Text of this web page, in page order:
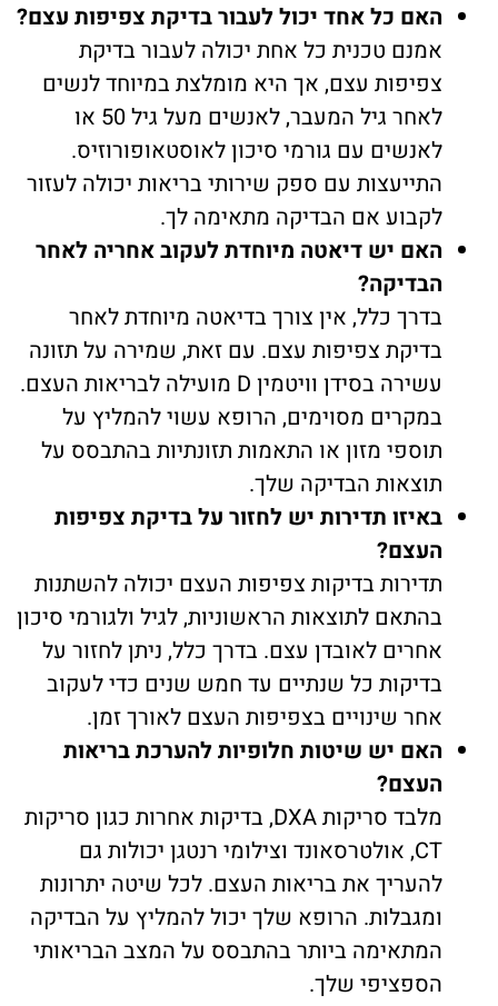
האם כל אחד יכול לעבור בדיקת צפיפות עצם?
אמנם טכנית כל אחת יכולה לעבור בדיקת
צפיפות עצם, אך היא מומלצת במיוחד לנשים
לאחר גיל המעבר, לאנשים מעל גיל 50 או
לאנשים עם גורמי סיכון לאוסטאופורוזיס.
התייעצות עם ספק שירותי בריאות יכולה לעזור
לקבוע אם הבדיקה מתאימה לך.
האם יש דיאטה מיוחדת לעקוב אחריה לאחר
הבדיקה?
בדרך כלל, אין צורך בדיאטה מיוחדת לאחר
בדיקת צפיפות עצם. עם זאת, שמירה על תזונה
עשירה בסידן וויטמין D מועילה לבריאות העצם.
במקרים מסוימים, הרופא עשוי להמליץ על
תוספי מזון או התאמות תזונתיות בהתבסס על
תוצאות הבדיקה שלך.
באיזו תדירות יש לחזור על בדיקת צפיפות
העצם?
תדירות בדיקות צפיפות העצם יכולה להשתנות
בהתאם לתוצאות הראשוניות, לגיל ולגורמי סיכון
אחרים לאובדן עצם. בדרך כלל, ניתן לחזור על
בדיקות כל שנתיים עד חמש שנים כדי לעקוב
אחר שינויים בצפיפות העצם לאורך זמן.
האם יש שיטות חלופיות להערכת בריאות
העצם?
מלבד סריקות DXA, בדיקות אחרות כגון סריקות
CT, אולטרסאונד וצילומי רנטגן יכולות גם
להעריך את בריאות העצם. לכל שיטה יתרונות
ומגבלות. הרופא שלך יכול להמליץ על הבדיקה
המתאימה ביותר בהתבסס על המצב הבריאותי
הספציפי שלך.